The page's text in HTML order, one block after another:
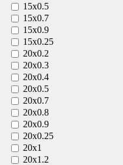
15х0.5
15х0.7
15х0.9
15х0.25
20х0.2
20х0.3
20х0.4
20х0.5
20х0.7
20х0.8
20х0.9
20х0.25
20х1
20х1.2